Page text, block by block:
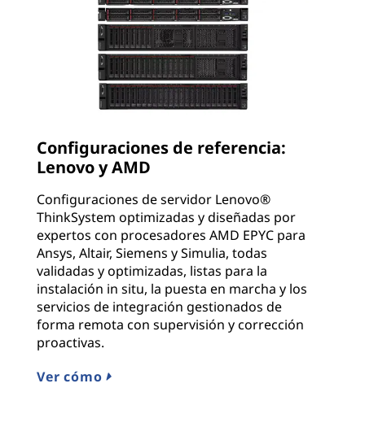
Configuraciones de referencia:
Lenovo y AMD
Configuraciones de servidor Lenovo®
ThinkSystem optimizadas y diseñadas por
expertos con procesadores AMD EPYC para
Ansys, Altair, Siemens y Simulia, todas
validadas y optimizadas, listas para la
instalación in situ, la puesta en marcha y los
servicios de integración gestionados de
forma remota con supervisión y corrección
proactivas.
Ver cómo